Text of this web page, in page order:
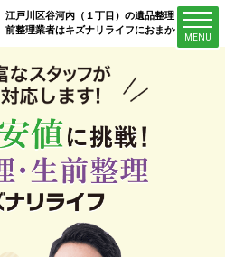
江戸川区谷河内（１丁目） の遺品整理・生
前整理業者はキズナリライフにおまかせ